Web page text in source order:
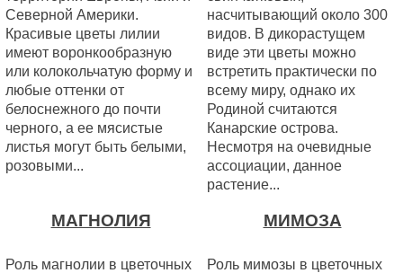
Северной Америки.
Красивые цветы лилии
имеют воронкообразную
или колокольчатую форму и
любые оттенки от
белоснежного до почти
черного, а ее мясистые
листья могут быть белыми,
розовыми...
насчитывающий около 300
видов. В дикорастущем
виде эти цветы можно
встретить практически по
всему миру, однако их
Родиной считаются
Канарские острова.
Несмотря на очевидные
ассоциации, данное
растение...
МАГНОЛИЯ
Роль магнолии в цветочных
МИМОЗА
Роль мимозы в цветочных